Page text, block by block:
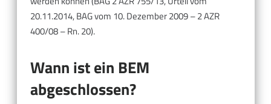
20.11.2014, BAG vom 10. Dezember 2009 – 2 AZR
400/08 – Rn. 20).
Wann ist ein BEM
abgeschlossen?